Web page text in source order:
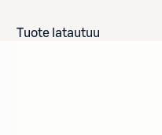
Tuote latautuu